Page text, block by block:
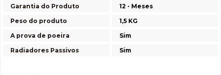
Garantia do Produto
12 - Meses
Peso do produto
1,5 KG
A prova de poeira
Sim
Radiadores Passivos
Sim